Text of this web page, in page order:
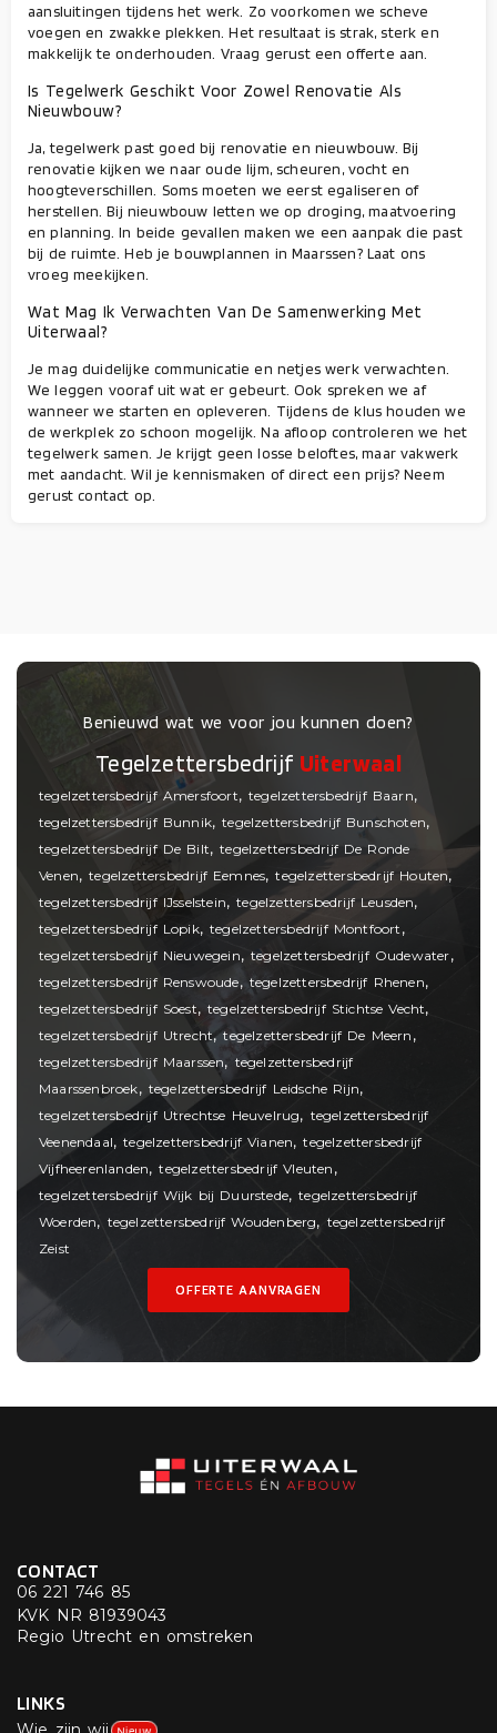
aansluitingen tijdens het werk. Zo voorkomen we scheve
voegen en zwakke plekken. Het resultaat is strak, sterk en
makkelijk te onderhouden. Vraag gerust een offerte aan.
Is Tegelwerk Geschikt Voor Zowel Renovatie Als
Nieuwbouw?
Ja, tegelwerk past goed bij renovatie en nieuwbouw. Bij
renovatie kijken we naar oude lijm, scheuren, vocht en
hoogteverschillen. Soms moeten we eerst egaliseren of
herstellen. Bij nieuwbouw letten we op droging, maatvoering
en planning. In beide gevallen maken we een aanpak die past
bij de ruimte. Heb je bouwplannen in Maarssen? Laat ons
vroeg meekijken.
Wat Mag Ik Verwachten Van De Samenwerking Met
Uiterwaal?
Je mag duidelijke communicatie en netjes werk verwachten.
We leggen vooraf uit wat er gebeurt. Ook spreken we af
wanneer we starten en opleveren. Tijdens de klus houden we
de werkplek zo schoon mogelijk. Na afloop controleren we het
tegelwerk samen. Je krijgt geen losse beloftes, maar vakwerk
met aandacht. Wil je kennismaken of direct een prijs? Neem
gerust contact op.
Benieuwd wat we voor jou kunnen doen?
Tegelzettersbedrijf Uiterwaal
tegelzettersbedrijf Amersfoort,tegelzettersbedrijf Baarn,
tegelzettersbedrijf Bunnik,tegelzettersbedrijf Bunschoten,
tegelzettersbedrijf De Bilt,tegelzettersbedrijf De Ronde
Venen,tegelzettersbedrijf Eemnes,tegelzettersbedrijf Houten,
tegelzettersbedrijf IJsselstein,tegelzettersbedrijf Leusden,
tegelzettersbedrijf Lopik,tegelzettersbedrijf Montfoort ,
tegelzettersbedrijf Nieuwegein,tegelzettersbedrijf Oudewater,
tegelzettersbedrijf Renswoude,tegelzettersbedrijf Rhenen,
tegelzettersbedrijf Soest,tegelzettersbedrijf Stichtse Vecht,
tegelzettersbedrijf Utrecht,tegelzettersbedrijf De Meern ,
tegelzettersbedrijf Maarssen, tegelzettersbedrijf
Maarssenbroek, tegelzettersbedrijf Leidsche Rijn,
tegelzettersbedrijf Utrechtse Heuvelrug, tegelzettersbedrijf
Veenendaal,tegelzettersbedrijf Vianen,tegelzettersbedrijf
Vijfheerenlanden,tegelzettersbedrijf Vleuten ,
tegelzettersbedrijf Wijk bij Duurstede,tegelzettersbedrijf
Woerden, tegelzettersbedrijf Woudenberg, tegelzettersbedrijf
Zeist
OFFERTE AANVRAGEN
CONTACT
06 221 746 85
KVK NR 81939043
Regio Utrecht en omstreken
LINKS
Nieuw